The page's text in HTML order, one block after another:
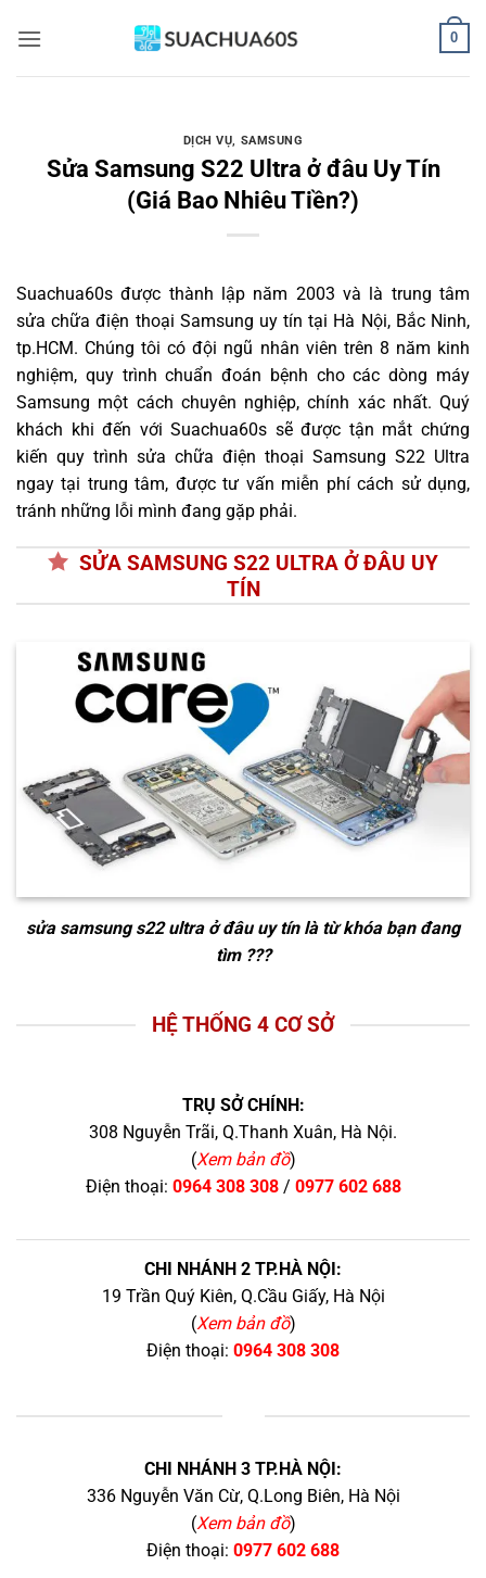
qua
0
DỊCH VỤ, SAMSUNG
Sửa Samsung S22 Ultra ở đâu Uy Tín
(Giá Bao Nhiêu Tiền?)
Suachua60s được thành lập năm 2003 và là trung tâm
sửa chữa điện thoại Samsung uy tín tại Hà Nội, Bắc Ninh,
tp.HCM. Chúng tôi có đội ngũ nhân viên trên 8 năm kinh
nghiệm, quy trình chuẩn đoán bệnh cho các dòng máy
Samsung một cách chuyên nghiệp, chính xác nhất. Quý
khách khi đến với Suachua60s sẽ được tận mắt chứng
kiến quy trình sửa chữa điện thoại Samsung S22 Ultra
ngay tại trung tâm, được tư vấn miễn phí cách sử dụng,
tránh những lỗi mình đang gặp phải.
SỬA SAMSUNG S22 ULTRA Ở ĐÂU UY
TÍN
sửa samsung s22 ultra ở đâu uy tínlà từ khóa bạn đang
tìm ???
HỆ THỐNG 4 CƠ SỞ
TRỤ SỞ CHÍNH:
308 Nguyễn Trãi, Q.Thanh Xuân, Hà Nội.
(Xem bản đồ)
Điện thoại: 0964 308 308/ 0977 602 688
CHI NHÁNH 2 TP.HÀ NỘI:
19 Trần Quý Kiên, Q.Cầu Giấy, Hà Nội
(Xem bản đồ)
Điện thoại: 0964 308 308
CHI NHÁNH 3 TP.HÀ NỘI:
336 Nguyễn Văn Cừ, Q.Long Biên, Hà Nội
(Xem bản đồ)
Điện thoại: 0977 602 688